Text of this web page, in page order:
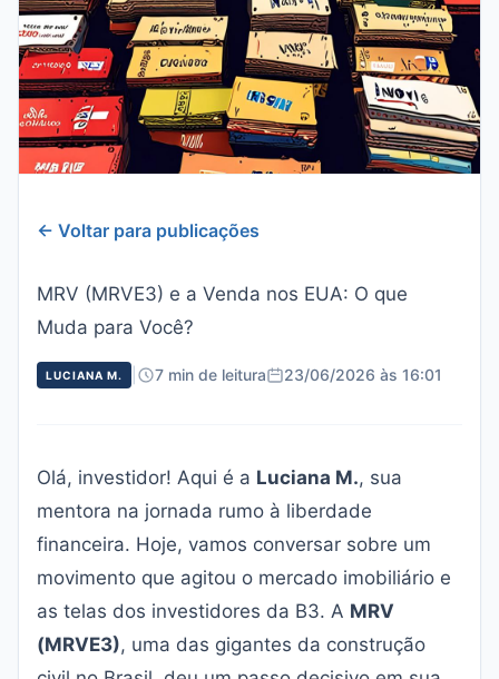
← Voltar para publicações
MRV (MRVE3) e a Venda nos EUA: O que
Muda para Você?
LUCIANA M. 7 min de leitura 23/06/2026 às 16:01
Olá, investidor! Aqui é a Luciana M., sua
mentora na jornada rumo à liberdade
financeira. Hoje, vamos conversar sobre um
movimento que agitou o mercado imobiliário e
as telas dos investidores da B3. A MRV
(MRVE3), uma das gigantes da construção